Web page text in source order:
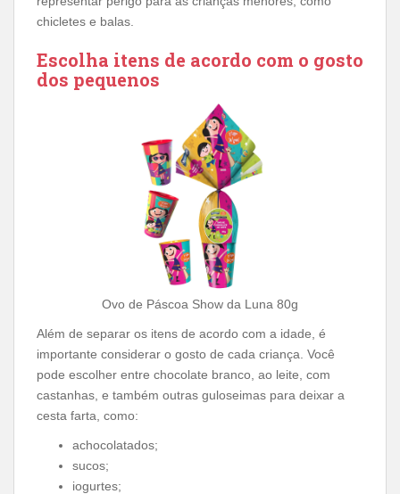
chicletes e balas.
Escolha itens de acordo com o gosto
dos pequenos
Ovo de Páscoa Show da Luna 80g
Além de separar os itens de acordo com a idade, é
importante considerar o gosto de cada criança. Você
pode escolher entre chocolate branco, ao leite, com
castanhas, e também outras guloseimas para deixar a
cesta farta, como:
achocolatados;
sucos;
iogurtes;